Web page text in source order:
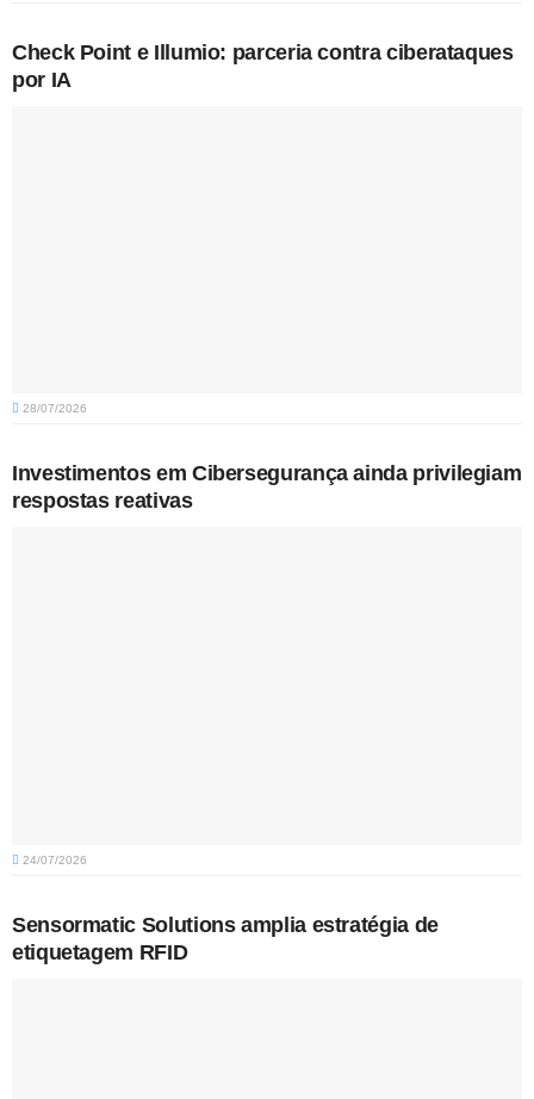
Check Point e Illumio: parceria contra ciberataques
por IA
28/07/2026
Investimentos em Cibersegurança ainda privilegiam
respostas reativas
24/07/2026
Sensormatic Solutions amplia estratégia de
etiquetagem RFID